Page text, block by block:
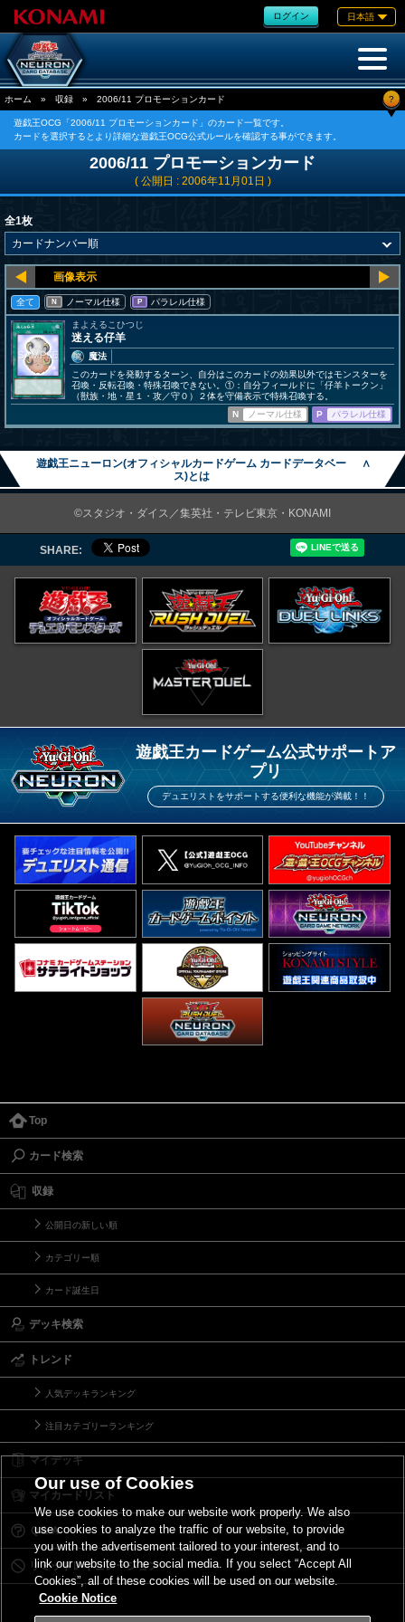
ログイン 日本語
ホーム » 収録 » 2006/11 プロモーションカード ?
遊戯王OCG「2006/11 プロモーションカード」のカード一覧です。
カードを選択するとより詳細な遊戯王OCG公式ルールを確認する事ができます。
2006/11 プロモーションカード
( 公開日 : 2006年11月01日 )
全1枚
全て N ノーマル仕様 P パラレル仕様
まよえるこひつじ
迷える仔羊
魔法
このカードを発動するターン、自分はこのカードの効果以外ではモンスターを
召喚・反転召喚・特殊召喚できない。①：自分フィールドに「仔羊トークン」
（獣族・地・星１・攻／守０）２体を守備表示で特殊召喚する。
N
ノーマル仕様 P パラレル仕様
遊戯王ニューロン(オフィシャルカードゲーム カードデータベー
ス)とは
∧
©スタジオ・ダイス／集英社・テレビ東京・KONAMI
SHARE:
遊戯王カードゲーム公式サポートア
プリ
デュエリストをサポートする便利な機能が満載！！
Top
カード検索
収録
公開日の新しい順
カテゴリー順
カード誕生日
デッキ検索
トレンド
人気デッキランキング
注目カテゴリーランキング
マイデッキ
マイカードリスト
Ｑ＆Ａ
リミットレギュレーション
Our use of Cookies
We use cookies to make our website work properly. We also
use cookies to analyze the traffic of our website, to provide
you with the advertisement tailored to your interest, and to
link our website to the social media. If you select “Accept All
Cookies”, all of these cookies will be used on our website.
Cookie Notice